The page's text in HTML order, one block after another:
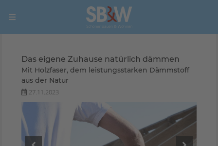
Das eigene Zuhause natürlich dämmen
Mit Holzfaser, dem leistungsstarken Dämmstoff
aus der Natur
27.11.2023